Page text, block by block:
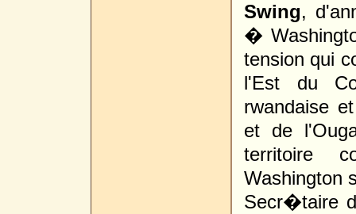
Swing,
�
tension qui
l'Est du
rwandaise
et de
territoire
Washington
Secr�taire